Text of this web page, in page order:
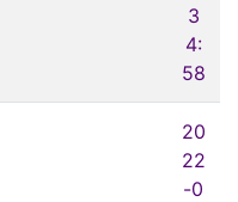
3
4:
58
20
22
-0